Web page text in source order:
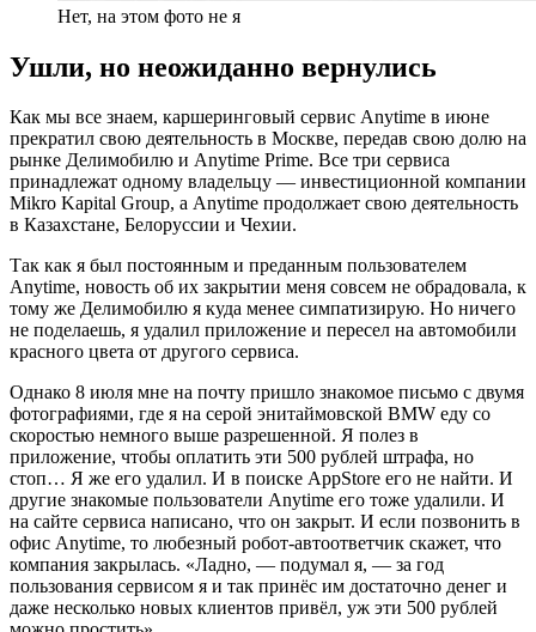
Нет, на этом фото не я
Ушли, но неожиданно вернулись
Как мы все знаем, каршеринговый сервис Anytime в июне
прекратил свою деятельность в Москве, передав свою долю на
рынке Делимобилю и Anytime Prime. Все три сервиса
принадлежат одному владельцу — инвестиционной компании
Mikro Kapital Group, а Anytime продолжает свою деятельность
в Казахстане, Белоруссии и Чехии.
Так как я был постоянным и преданным пользователем
Anytime, новость об их закрытии меня совсем не обрадовала, к
тому же Делимобилю я куда менее симпатизирую. Но ничего
не поделаешь, я удалил приложение и пересел на автомобили
красного цвета от другого сервиса.
Однако 8 июля мне на почту пришло знакомое письмо с двумя
фотографиями, где я на серой энитаймовской BMW еду со
скоростью немного выше разрешенной. Я полез в
приложение, чтобы оплатить эти 500 рублей штрафа, но
стоп… Я же его удалил. И в поиске AppStore его не найти. И
другие знакомые пользователи Anytime его тоже удалили. И
на сайте сервиса написано, что он закрыт. И если позвонить в
офис Anytime, то любезный робот-автоответчик скажет, что
компания закрылась. «Ладно, — подумал я, — за год
пользования сервисом я и так принёс им достаточно денег и
даже несколько новых клиентов привёл, уж эти 500 рублей